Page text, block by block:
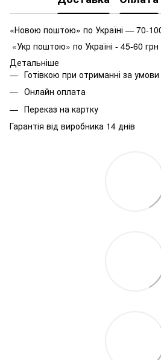
«Новою поштою» по Україні — 70-
«Укр поштою» по Україні - 45-60 грн
Детальніше
Готівкою при отриманні за
Онлайн оплата
Переказ на картку
Гарантія від виробника 14 днів